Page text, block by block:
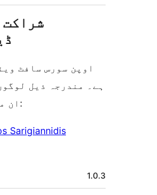
شراکت
ہے۔ مندرجہ ذیل
ان میں حصہ لیا:
Sarigiannidis
1.0.3